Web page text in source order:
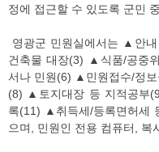
정에 접근할 수 있도록 군민
영광군 민원실에서는 ▲안
건축물 대장(3) ▲식품/공중
서나 민원(6) ▲민원접수/정
(8) ▲토지대장 등 지적공부
록(11) ▲취득세/등록면허세
으며, 민원인 전용 컴퓨터, 복